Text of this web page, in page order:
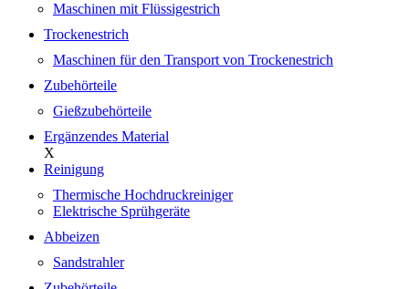
Maschinen mit Flüssigestrich
Trockenestrich
Maschinen für den Transport von Trockenestrich
Zubehörteile
Gießzubehörteile
Ergänzendes Material
X
Reinigung
Thermische Hochdruckreiniger
Elektrische Sprühgeräte
Abbeizen
Sandstrahler